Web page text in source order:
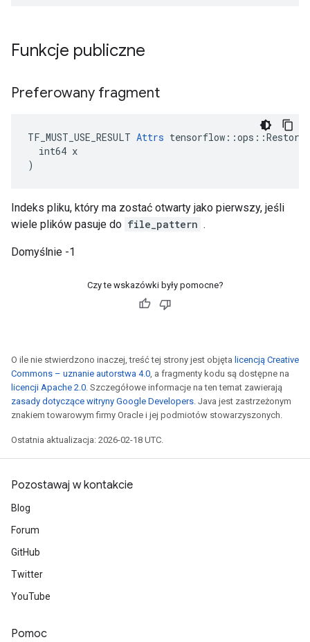
Funkcje publiczne
Preferowany fragment
TF_MUST_USE_RESULT Attrs
  int64 x
)
Indeks pliku, który ma zostać otwarty jako pierwszy, jeśli
wiele plików pasuje do file_pattern .
Domyślnie -1
Czy te wskazówki były pomocne?
O ile nie stwierdzono inaczej, treść tej strony jest objęta licencją Creative
Commons – uznanie autorstwa 4.0, a fragmenty kodu są dostępne na
licencji Apache 2.0. Szczegółowe informacje na ten temat zawierają
zasady dotyczące witryny Google Developers. Java jest zastrzeżonym
znakiem towarowym firmy Oracle i jej podmiotów stowarzyszonych.
Ostatnia aktualizacja: 2026-02-18 UTC.
Pozostawaj w kontakcie
Blog
Forum
GitHub
Twitter
YouTube
Pomoc